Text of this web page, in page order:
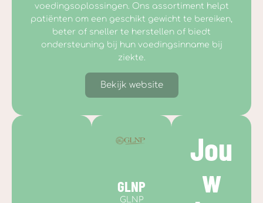
voedingsoplossingen. Ons assortiment helpt
patiënten om een geschikt gewicht te bereiken,
beter of sneller te herstellen of biedt
ondersteuning bij hun voedingsinname bij
ziekte.
Bekijk website
GLNP
GLNP
Jou
w